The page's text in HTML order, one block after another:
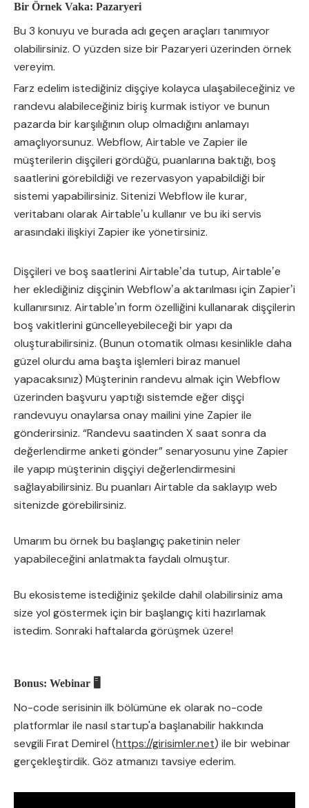
Bir Örnek Vaka: Pazaryeri
Bu 3 konuyu ve burada adı geçen araçları tanımıyor
olabilirsiniz. O yüzden size bir Pazaryeri üzerinden örnek
vereyim.
Farz edelim istediğiniz dişçiye kolayca ulaşabileceğiniz ve
randevu alabileceğiniz biriş kurmak istiyor ve bunun
pazarda bir karşılığının olup olmadığını anlamayı
amaçlıyorsunuz. Webflow, Airtable ve Zapier ile
müşterilerin dişçileri gördüğü, puanlarına baktığı, boş
saatlerini görebildiği ve rezervasyon yapabildiği bir
sistemi yapabilirsiniz. Sitenizi Webflow ile kurar,
veritabanı olarak Airtableʼu kullanır ve bu iki servis
arasındaki ilişkiyi Zapier ike yönetirsiniz.
Dişçileri ve boş saatlerini Airtableʼda tutup, Airtableʼe
her eklediğiniz dişçinin Webflowʼa aktarılması için Zapierʼi
kullanırsınız. Airtableʼın form özelliğini kullanarak dişçilerin
boş vakitlerini güncelleyebileceği bir yapı da
oluşturabilirsiniz. (Bunun otomatik olması kesinlikle daha
güzel olurdu ama başta işlemleri biraz manuel
yapacaksınız) Müşterinin randevu almak için Webflow
üzerinden başvuru yaptığı sistemde eğer dişçi
randevuyu onaylarsa onay mailini yine Zapier ile
gönderirsiniz. “Randevu saatinden X saat sonra da
değerlendirme anketi gönder” senaryosunu yine Zapier
ile yapıp müşterinin dişçiyi değerlendirmesini
sağlayabilirsiniz. Bu puanları Airtable da saklayıp web
sitenizde görebilirsiniz.
Umarım bu örnek bu başlangıç paketinin neler
yapabileceğini anlatmakta faydalı olmuştur.
Bu ekosisteme istediğiniz şekilde dahil olabilirsiniz ama
size yol göstermek için bir başlangıç kiti hazırlamak
istedim. Sonraki haftalarda görüşmek üzere!
Bonus: Webinar 🖥
No-code serisinin ilk bölümüne ek olarak no-code
platformlar ile nasıl startup'a başlanabilir hakkında
sevgili Fırat Demirel (https://girisimler.net) ile bir webinar
gerçekleştirdik. Göz atmanızı tavsiye ederim.